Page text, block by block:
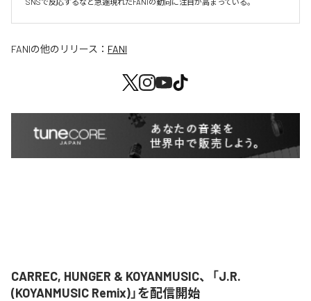
FANIの他のリリース： FANI
CARREC, HUNGER & KOYANMUSIC、「J.R.
(KOYANMUSIC Remix)」を配信開始